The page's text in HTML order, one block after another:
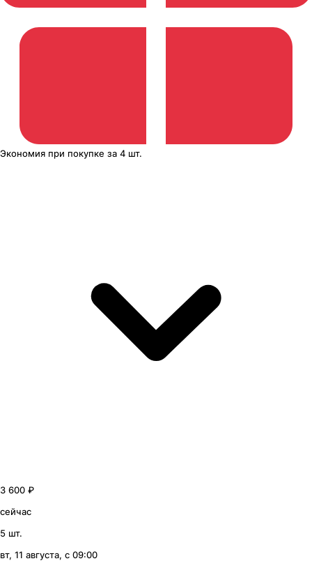
Экономия при покупке за 4 шт.
3 600 ₽
сейчас
5 шт.
вт, 11 августа, с 09:00